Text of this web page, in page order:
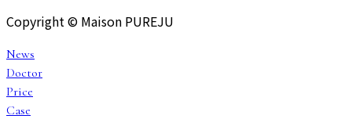
Copyright © Maison PUREJU
News
Doctor
Price
Case